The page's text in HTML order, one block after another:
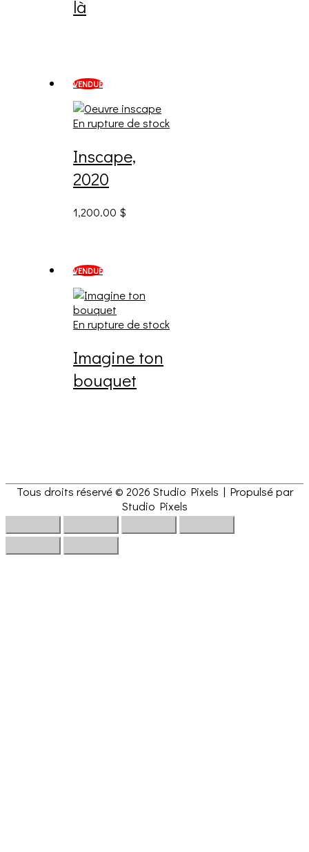
là
VENDUE
En rupture de stock
Inscape,
2020
1,200.00 $
VENDUE
En rupture de stock
Imagine ton
bouquet
Tous droits réservé © 2026 Studio Pixels | Propulsé par
Studio Pixels